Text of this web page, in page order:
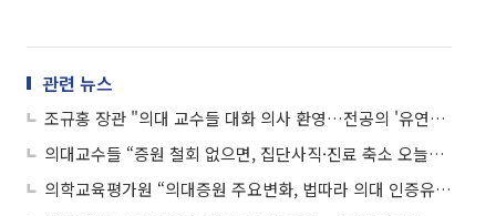
관련 뉴스
조규홍 장관 "의대 교수들 대화 의사 환영…전공의 '유연한 처리' 협의"
의대교수들 “증원 철회 없으면, 집단사직·진료 축소 오늘부터 진행”
의학교육평가원 “의대증원 주요변화, 법따라 의대 인증유형·기간 변경 가능”